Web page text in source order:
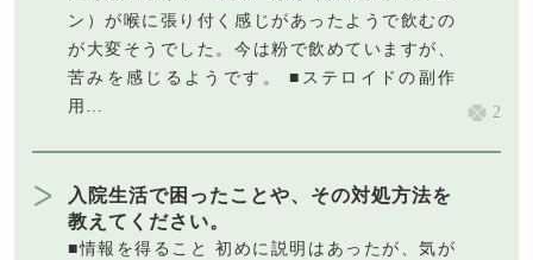
ン）が喉に張り付く感じがあったようで飲むの
が大変そうでした。今は粉で飲めていますが、
苦みを感じるようです。 ■ステロイドの副作
用…
2
入院生活で困ったことや、その対処方法を
教えてください。
■情報を得ること 初めに説明はあったが、気が